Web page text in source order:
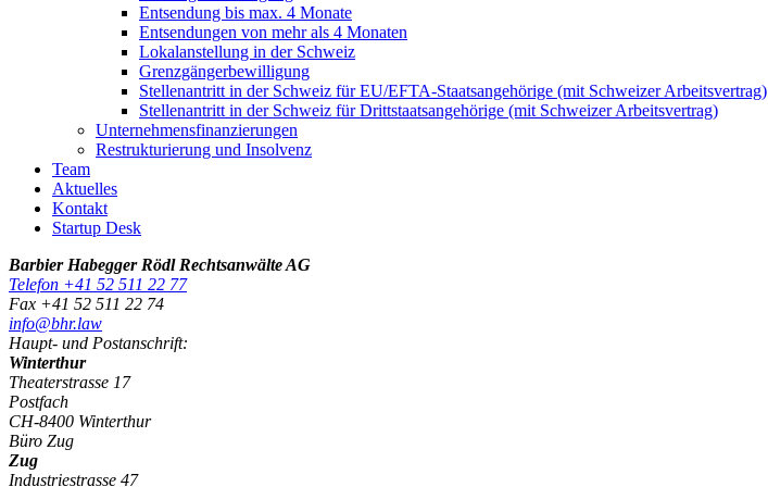
Entsendung bis max. 4 Monate
Entsendungen von mehr als 4 Monaten
Lokalanstellung in der Schweiz
Grenzgängerbewilligung
Stellenantritt in der Schweiz für EU/EFTA-Staatsangehörige (mit Schweizer Arbeitsvertrag)
Stellenantritt in der Schweiz für Drittstaatsangehörige (mit Schweizer Arbeitsvertrag)
Unternehmensfinanzierungen
Restrukturierung und Insolvenz
Team
Aktuelles
Kontakt
Startup Desk
Barbier Habegger Rödl Rechtsanwälte AG
Telefon +41 52 511 22 77
Fax +41 52 511 22 74
info@bhr.law
Haupt- und Postanschrift:
Winterthur
Theaterstrasse 17
Postfach
CH-8400 Winterthur
Büro Zug
Zug
Industriestrasse 47